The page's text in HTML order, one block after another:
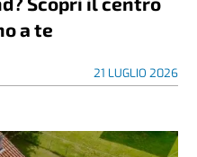
a te
21 LUGLIO 2026